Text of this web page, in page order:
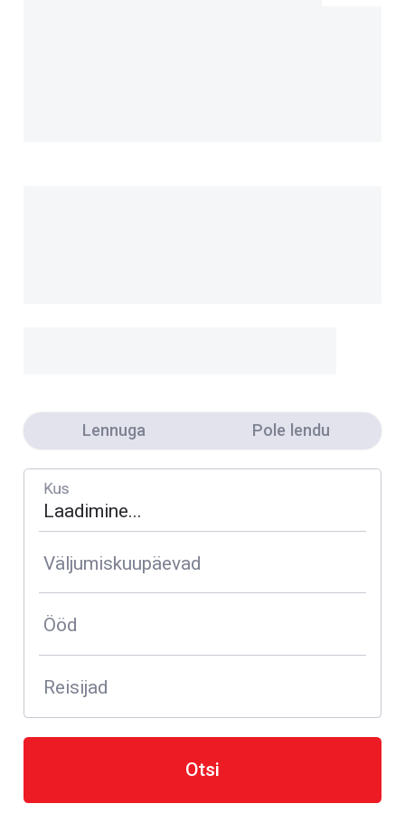
Lennuga Pole lendu
Kus
Väljumiskuupäevad
Ööd
Reisijad
Otsi